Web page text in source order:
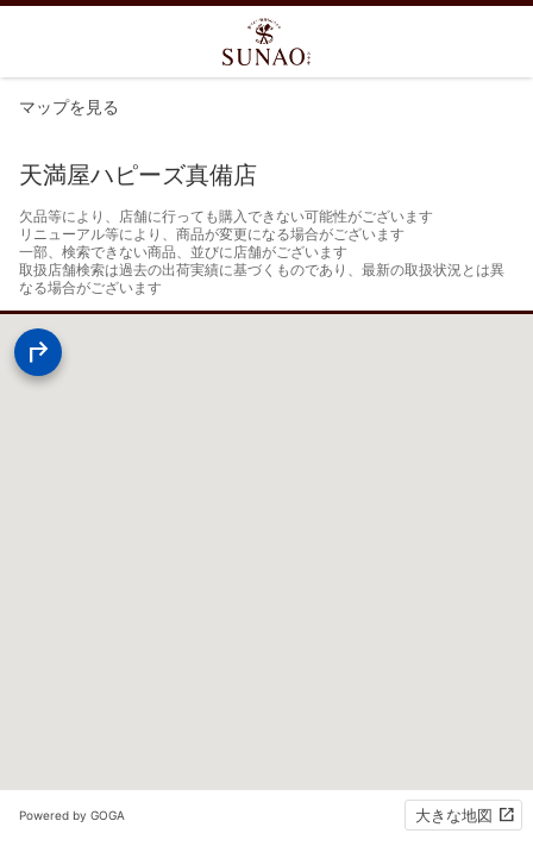
マップを見る
天満屋ハピーズ真備店
欠品等により、店舗に行っても購入できない可能性がございます
リニューアル等により、商品が変更になる場合がございます
一部、検索できない商品、並びに店舗がございます
取扱店舗検索は過去の出荷実績に基づくものであり、最新の取扱状況とは異
なる場合がございます
Powered by GOGA 大きな地図